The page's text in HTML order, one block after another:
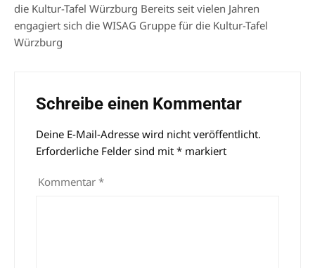
die Kultur-Tafel Würzburg Bereits seit vielen Jahren
engagiert sich die WISAG Gruppe für die Kultur-Tafel
Würzburg
Schreibe einen Kommentar
Deine E-Mail-Adresse wird nicht veröffentlicht.
Erforderliche Felder sind mit * markiert
Kommentar *
Alternative: